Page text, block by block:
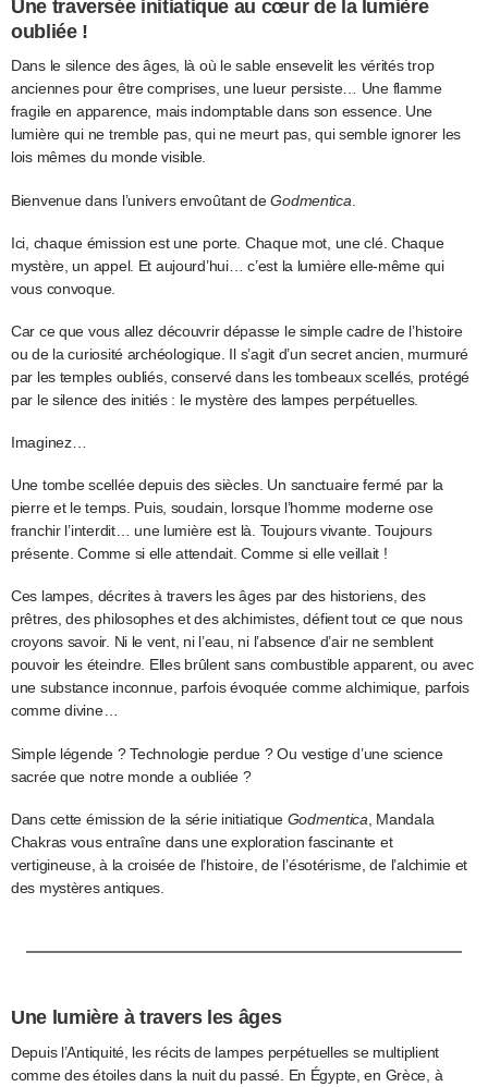
Une traversée initiatique au cœur de la lumière
oubliée !
Dans le silence des âges, là où le sable ensevelit les vérités trop
anciennes pour être comprises, une lueur persiste… Une flamme
fragile en apparence, mais indomptable dans son essence. Une
lumière qui ne tremble pas, qui ne meurt pas, qui semble ignorer les
lois mêmes du monde visible.
Bienvenue dans l’univers envoûtant deGodmentica
Ici, chaque émission est une porte. Chaque mot, une clé. Chaque
mystère, un appel. Et aujourd’hui… c’est la lumière elle-même qui
vous convoque.
Car ce que vous allez découvrir dépasse le simple cadre de l’histoire
ou de la curiosité archéologique. Il s’agit d’un secret ancien, murmuré
par les temples oubliés, conservé dans les tombeaux scellés, protégé
par le silence des initiés : le mystère des lampes perpétuelles.
Imaginez…
Une tombe scellée depuis des siècles. Un sanctuaire fermé par la
pierre et le temps. Puis, soudain, lorsque l’homme moderne ose
franchir l’interdit… une lumière est là. Toujours vivante. Toujours
présente. Comme si elle attendait. Comme si elle veillait !
Ces lampes, décrites à travers les âges par des historiens, des
prêtres, des philosophes et des alchimistes, défient tout ce que nous
croyons savoir. Ni le vent, ni l’eau, ni l’absence d’air ne semblent
pouvoir les éteindre. Elles brûlent sans combustible apparent, ou avec
une substance inconnue, parfois évoquée comme alchimique, parfois
comme divine…
Simple légende ? Technologie perdue ? Ou vestige d’une science
sacrée que notre monde a oubliée ?
Dans cette émission de la série initiatique Godmentica , Mandala
Chakras vous entraîne dans une exploration fascinante et
vertigineuse, à la croisée de l’histoire, de l’ésotérisme, de l’alchimie et
des mystères antiques.
Une lumière à travers les âges
Depuis l’Antiquité, les récits de lampes perpétuelles se multiplient
comme des étoiles dans la nuit du passé. En Égypte, en Grèce, à